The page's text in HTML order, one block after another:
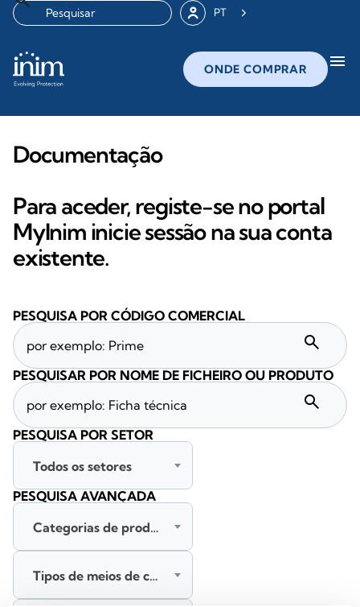
PT
ONDE COMPRAR menu
Documentação
Para aceder, registe-se no portal
MyInim inicie sessão na sua conta
existente.
PESQUISA POR CÓDIGO COMERCIAL
search
PESQUISAR POR NOME DE FICHEIRO OU PRODUTO
search
PESQUISA POR SETOR
Todos os setores
PESQUISA AVANÇADA
Categorias de produtos
Tipos de meios de comunicação